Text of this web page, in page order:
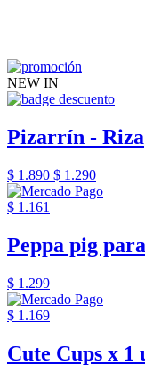
NEW IN
Pizarrín - Riza
$ 1.890 $ 1.290
$ 1.161
Peppa pig
$ 1.299
$ 1.169
Cute Cups x 1